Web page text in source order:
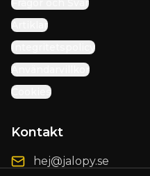
Frågor och Svar
Artiklar
Integritetspolicy
Användarvillkor
Cookies
Kontakt
hej@jalopy.se